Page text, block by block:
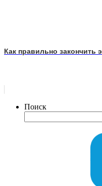
Как правильно закончить
Поиск